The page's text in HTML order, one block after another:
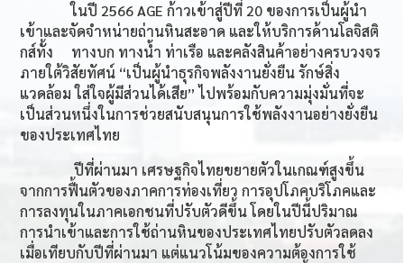
ในปี 2566 AGEก้าวเข้าสู่ปีที่ 20 ของการเป็นผู้นำ
เข้าและจัดจำหน่ายถ่านหินสะอาด และให้บริการด้านโลจิสติ
กส์ทั้ง ทางบก ทางน้ำ ท่าเรือ และคลังสินค้าอย่างครบวงจร
ภายใต้วิสัยทัศน์ “เป็นผู้นำธุรกิจพลังงานยั่งยืน รักษ์สิ่ง
แวดล้อม ใส่ใจผู้มีส่วนได้เสีย” ไปพร้อมกับความมุ่งมั่นที่จะ
เป็นส่วนหนึ่งในการช่วยสนับสนุนการใช้พลังงานอย่างยั่งยืน
ของประเทศไทย
ปีที่ผ่านมา เศรษฐกิจไทยขยายตัวในเกณฑ์สูงขึ้น
จากการฟื้นตัวของภาคการท่องเที่ยว การอุปโภคบริโภคและ
การลงทุนในภาคเอกชนที่ปรับตัวดีขึ้น โดยในปีนี้ปริมาณ
การนำเข้าและการใช้ถ่านหินของประเทศไทยปรับตัวลดลง
เมื่อเทียบกับปีที่ผ่านมา แต่แนวโน้มของความต้องการใช้